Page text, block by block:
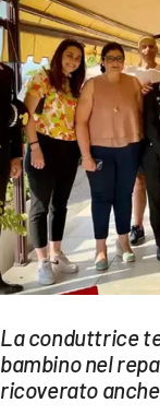
SOCIETÀ
CULTURA
ECONOMIA E
EVENTI
SPORT
Streaming
LAC NETWORK
La conduttrice
bambino nel
ricoverato